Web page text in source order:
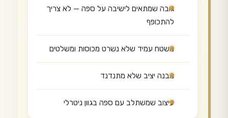
גובה שמתאים לישיבה על ספה — לא צריך
להתכופף
משטח עמיד שלא נשרט מכוסות ומשלטים
מבנה יציב שלא מתנדנד
עיצוב שמשתלב עם ספה בגוון ניטרלי